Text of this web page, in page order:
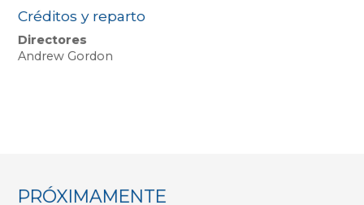
Créditos y reparto
Directores
Andrew Gordon
PRÓXIMAMENTE